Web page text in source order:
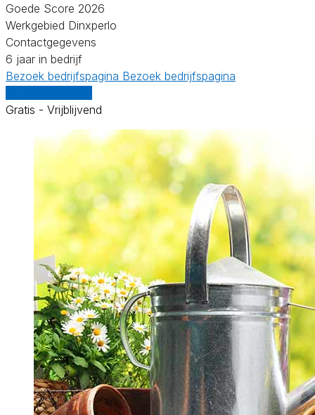
Goede Score 2026
Werkgebied Dinxperlo
Contactgegevens
6 jaar in bedrijf
Bezoek bedrijfspagina Bezoek bedrijfspagina
Gratis - Vrijblijvend